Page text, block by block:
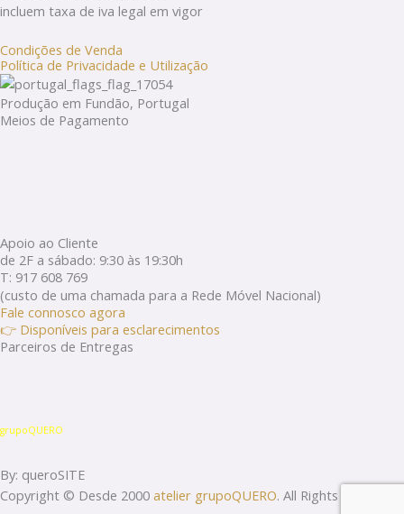
incluem taxa de iva legal em vigor
Condições de Venda
Política de Privacidade e Utilização
Produção em Fundão, Portugal
Meios de Pagamento
Apoio ao Cliente
de 2F a sábado: 9:30 às 19:30h
T: 917 608 769
(custo de uma chamada para a Rede Móvel Nacional)
Fale connosco agora
👉 Disponíveis para esclarecimentos
Parceiros de Entregas
grupoQUERO
By: queroSITE
Copyright © Desde 2000 atelier grupoQUERO. All Rights Reserved.